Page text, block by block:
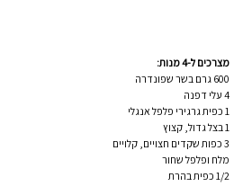
מצרכים ל-4 מנות:
600 גרם בשר שפונדרה
4 עלי דפנה
1 כפית גרגירי פלפל אנגלי
1 בצל גדול, קצוץ
3 כפות שקדים חצויים, קלויים
מלח ופלפל שחור
1/2 כפית בהרת